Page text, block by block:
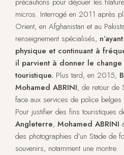
micros. Interrogé en 2011 après
Orient, en Afghanistan et au
renseignement spécialisés,
physique et continuant à
il parvient à donner le
touristique. Plus tard, en 2015,
Mohamed ABRINI, de retour de
face aux services de police
Pour justifier des fins touristiques
Angleterre, Mohamed ABRINI
des photographies d’un Stade de
souvenirs, notamment une montre.